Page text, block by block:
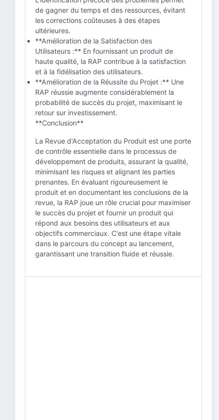
de gagner du temps et des ressources, évitant
les corrections coûteuses à des étapes
ultérieures.
**Amélioration de la Satisfaction des
Utilisateurs :** En fournissant un produit de
haute qualité, la RAP contribue à la satisfaction
et à la fidélisation des utilisateurs.
**Amélioration de la Réussite du Projet :** Une
RAP réussie augmente considérablement la
probabilité de succès du projet, maximisant le
retour sur investissement.
**Conclusion**
La Revue d'Acceptation du Produit est une porte
de contrôle essentielle dans le processus de
développement de produits, assurant la qualité,
minimisant les risques et alignant les parties
prenantes. En évaluant rigoureusement le
produit et en documentant les conclusions de la
revue, la RAP joue un rôle crucial pour maximiser
le succès du projet et fournir un produit qui
répond aux besoins des utilisateurs et aux
objectifs commerciaux. C'est une étape vitale
dans le parcours du concept au lancement,
garantissant une transition fluide et réussie.